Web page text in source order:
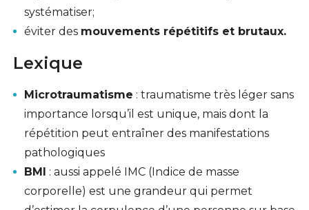
systématiser;
éviter des mouvements répétitifs et brutaux.
Lexique
Microtraumatisme : traumatisme très léger sans
importance lorsqu’il est unique, mais dont la
répétition peut entraîner des manifestations
pathologiques
BMI : aussi appelé IMC (Indice de masse
corporelle) est une grandeur qui permet